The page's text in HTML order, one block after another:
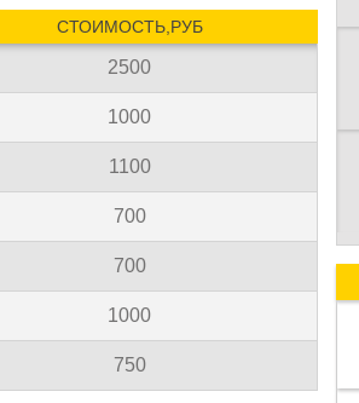
СТОИМОСТЬ,РУБ
2500
1000
1100
700
700
1000
750